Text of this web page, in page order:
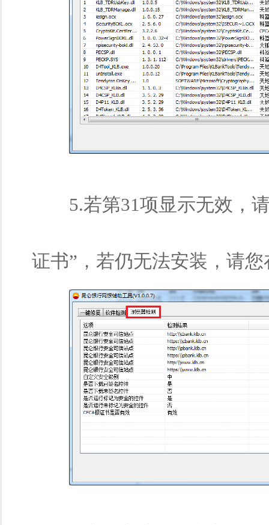
5.若第31项显示无效，请
证书”，若仍无法安装，请